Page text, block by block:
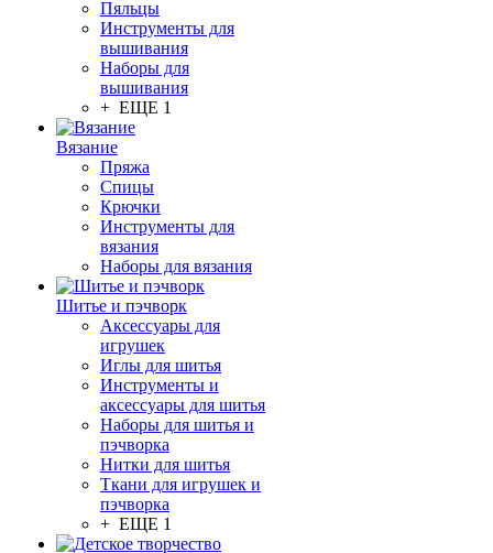
Пяльцы
Инструменты для
вышивания
Наборы для
вышивания
+ ЕЩЕ 1
Вязание
Пряжа
Спицы
Крючки
Инструменты для
вязания
Наборы для вязания
Шитье и пэчворк
Аксессуары для
игрушек
Иглы для шитья
Инструменты и
аксессуары для шитья
Наборы для шитья и
пэчворка
Нитки для шитья
Ткани для игрушек и
пэчворка
+ ЕЩЕ 1